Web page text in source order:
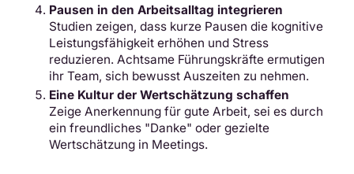
Pausen in den Arbeitsalltag integrieren
Studien zeigen, dass kurze Pausen die kognitive
Leistungsfähigkeit erhöhen und Stress
reduzieren. Achtsame Führungskräfte ermutigen
ihr Team, sich bewusst Auszeiten zu nehmen.
Eine Kultur der Wertschätzung schaffen
Zeige Anerkennung für gute Arbeit, sei es durch
ein freundliches "Danke" oder gezielte
Wertschätzung in Meetings.